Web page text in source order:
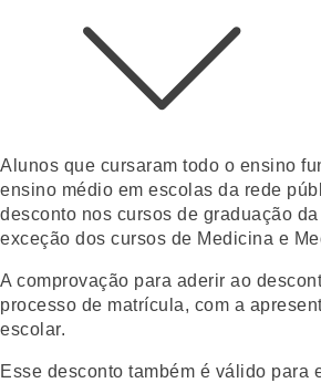
Alunos que cursaram todo o ensino
ensino médio em escolas da rede
desconto nos cursos de graduação
exceção dos cursos de Medicina e
A comprovação para aderir ao
processo de matrícula, com a
escolar.
Esse desconto também é válido para